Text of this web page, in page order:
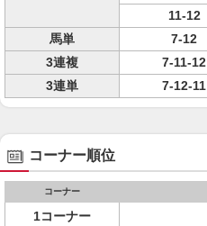
11-12
馬単
7-12
3連複
7-11-12
3連単
7-12-11
コーナー順位
コーナー
1コーナー